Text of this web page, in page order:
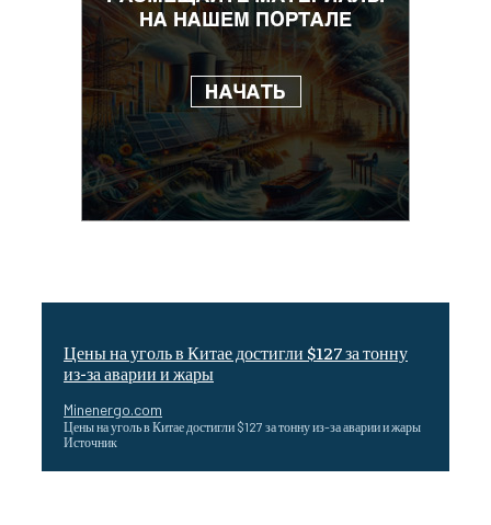
Цены на уголь в Китае достигли $127 за тонну
из-за аварии и жары
Minenergo.com
Цены на уголь в Китае достигли $127 за тонну из-за аварии и жары
Источник